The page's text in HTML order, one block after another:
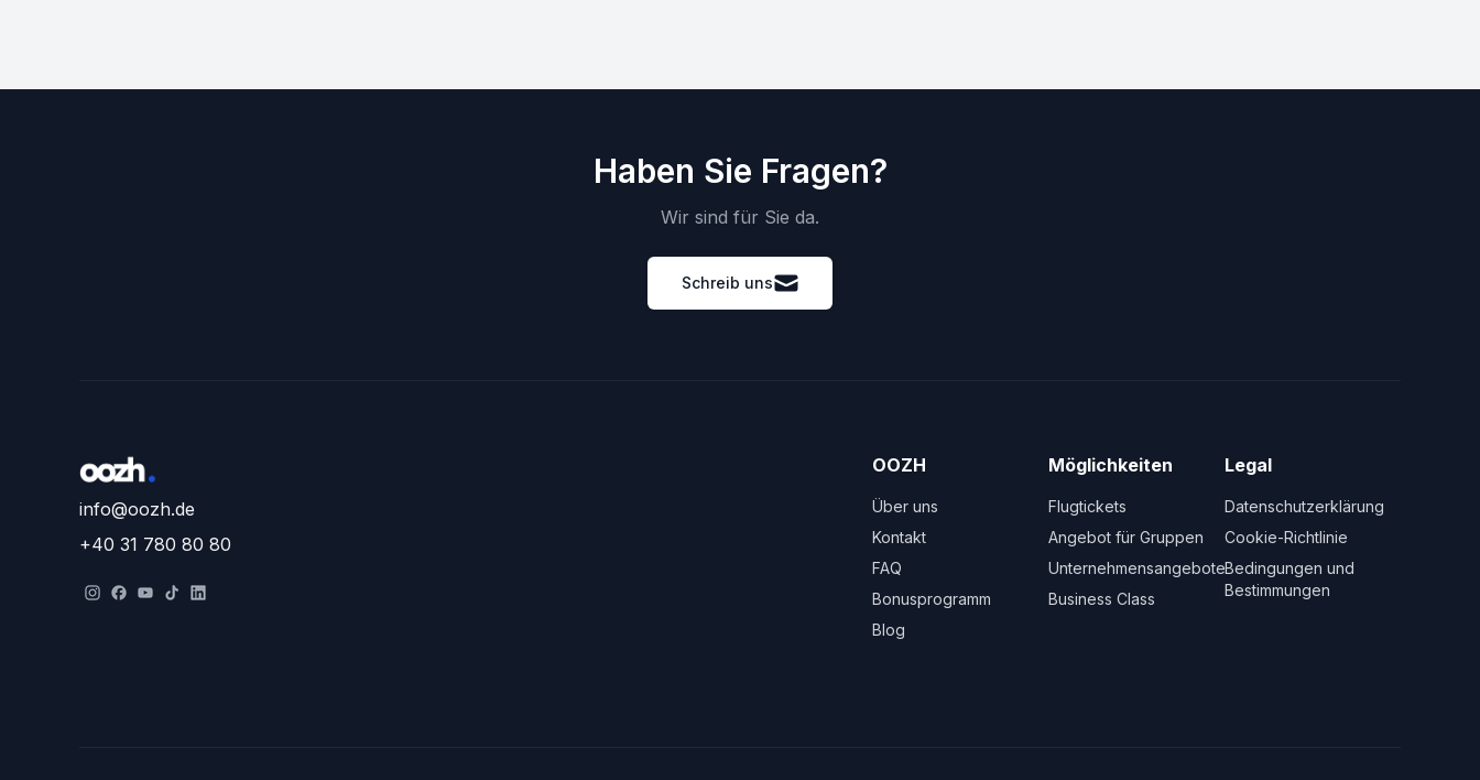
Haben Sie Fragen?
Wir sind für Sie da.
Schreib uns
info@oozh.de
+40 31 780 80 80
OOZH
Über uns
Kontakt
FAQ
Bonusprogramm
Blog
Möglichkeiten
Flugtickets
Angebot für Gruppen
Unternehmensangebote
Business Class
Legal
Datenschutzerklärung
Cookie-Richtlinie
Bedingungen und
Bestimmungen